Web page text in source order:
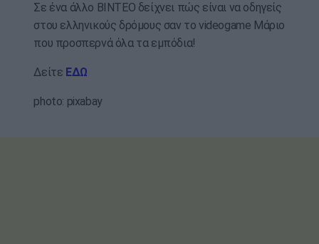
Σε ένα άλλο ΒΙΝΤΕΟ δείχνει πώς είναι να οδηγείς
στου ελληνικούς δρόμους σαν το videogame Μάριο
που προσπερνά όλα τα εμπόδια!
Δείτε ΕΔΩ
photo: pixabay